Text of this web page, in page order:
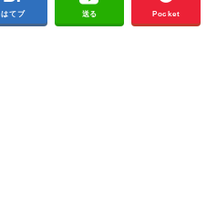
はてブ 送る Pocket